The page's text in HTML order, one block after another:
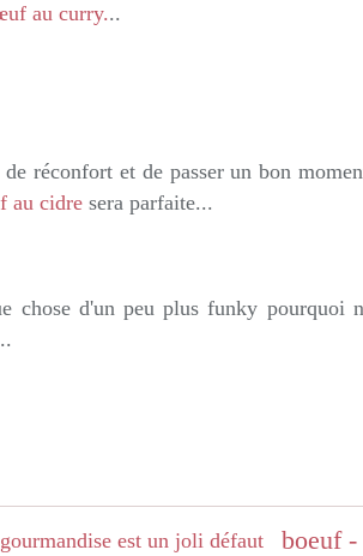
au curry...
réconfort et de passer un bon
au cidre sera parfaite...
chose d'un peu plus funky pourquoi